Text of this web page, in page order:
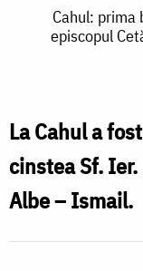
Cahul:
prima
cinstea
Sf.
Ier.
Dionisie,
Cahul: prima
episcopul
La Cahul a
cinstea Sf.
Albe – Ismail.